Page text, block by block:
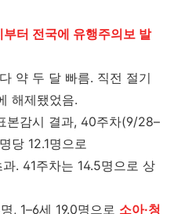
터 전국에 유행주의보 발
두 달 빠름. 직전 절기
해제됐었음.
본감시 결과, 40주차(9/28–
당 12.1명으로
. 41주차는 14.5명으로 상
1–6세 19.0명으로 소아·청